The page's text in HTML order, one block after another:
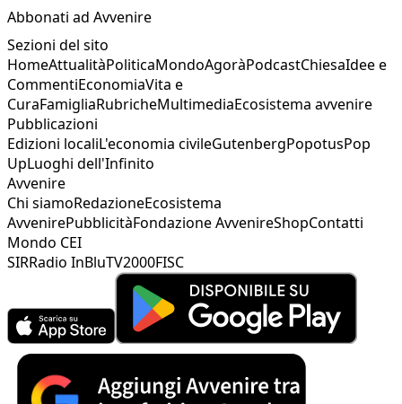
Abbonati ad Avvenire
Sezioni del sito
HomeAttualitàPoliticaMondoAgoràPodcastChiesaIdee e
CommentiEconomiaVita e
CuraFamigliaRubricheMultimediaEcosistema avvenire
Pubblicazioni
Edizioni localiL'economia civileGutenbergPopotusPop
UpLuoghi dell'Infinito
Avvenire
Chi siamoRedazioneEcosistema
AvvenirePubblicitàFondazione AvvenireShopContatti
Mondo CEI
SIRRadio InBluTV2000FISC